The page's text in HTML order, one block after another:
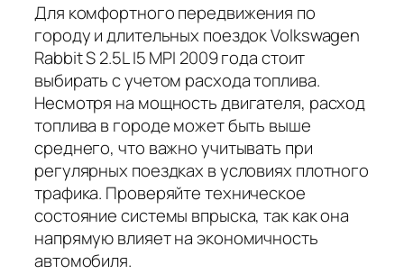
Для комфортного передвижения по
городу и длительных поездок Volkswagen
Rabbit S 2.5L I5 MPI 2009 года стоит
выбирать с учетом расхода топлива.
Несмотря на мощность двигателя, расход
топлива в городе может быть выше
среднего, что важно учитывать при
регулярных поездках в условиях плотного
трафика. Проверяйте техническое
состояние системы впрыска, так как она
напрямую влияет на экономичность
автомобиля.